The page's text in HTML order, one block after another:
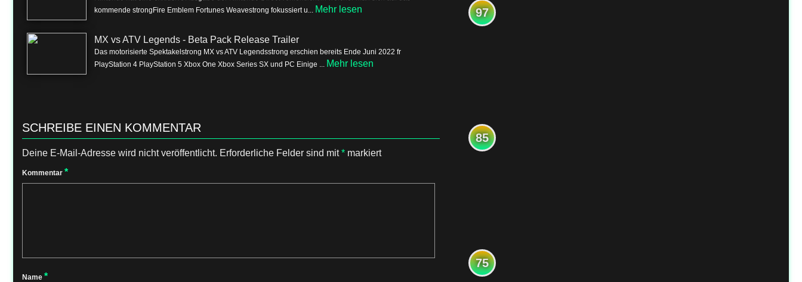
kommende strongFire Emblem Fortunes Weavestrong fokussiert u... Mehr lesen
MX vs ATV Legends - Beta Pack Release Trailer
Das motorisierte Spektakelstrong MX vs ATV Legendsstrong erschien bereits Ende Juni 2022 fr
PlayStation 4 PlayStation 5 Xbox One Xbox Series SX und PC Einige ... Mehr lesen
SCHREIBE EINEN KOMMENTAR
Deine E-Mail-Adresse wird nicht veröffentlicht. Erforderliche Felder sind mit* markiert
Kommentar *
Name *
97
85
75